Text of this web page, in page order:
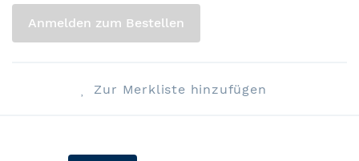
Anmelden zum Bestellen
Zur Merkliste hinzufügen